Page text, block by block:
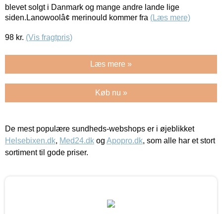
blevet solgt i Danmark og mange andre lande lige
siden.Lanowoolâ¢ merinould kommer fra (Læs mere)
98 kr. (Vis fragtpris)
Læs mere »
Køb nu »
De mest populære sundheds-webshops er i øjeblikket
Helsebixen.dk, Med24.dk og Apopro.dk, som alle har et stort
sortiment til gode priser.